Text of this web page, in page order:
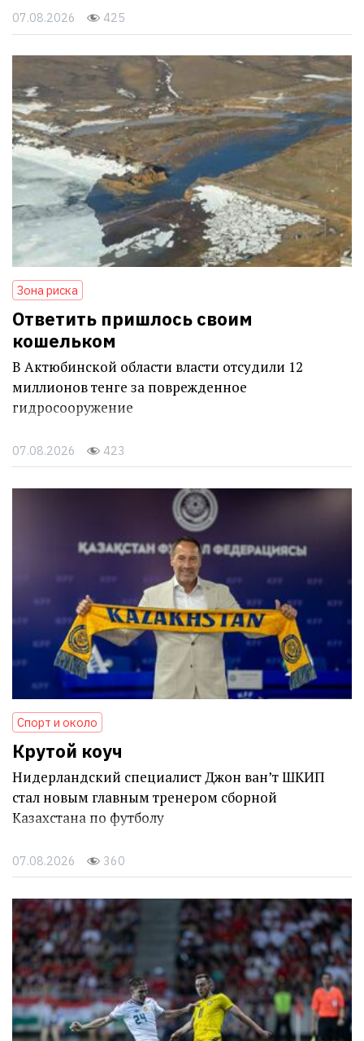
07.08.2026 425
Зона риска
Ответить пришлось своим
кошельком
В Актюбинской области власти отсудили 12
миллионов тенге за поврежденное
гидросооружение
07.08.2026 423
Спорт и около
Крутой коуч
Нидерландский специалист Джон ван’т ШКИП
стал новым главным тренером сборной
Казахстана по футболу
07.08.2026 360